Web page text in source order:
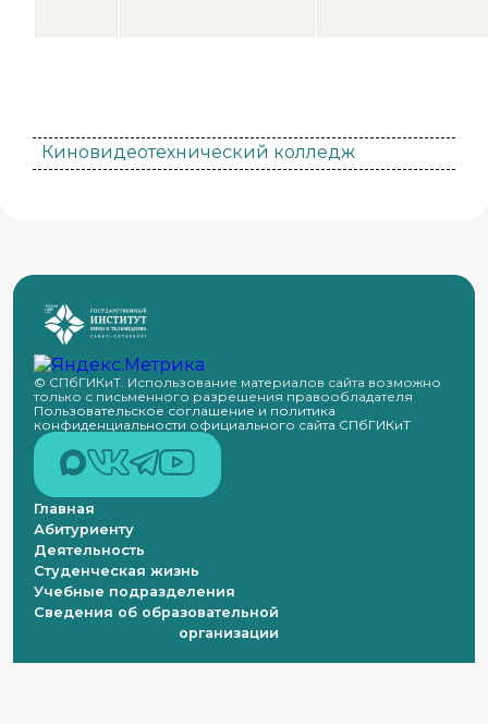
Киновидеотехнический колледж
© СПбГИКиТ. Использование материалов сайта возможно
только с письменного разрешения правообладателя
Пользовательское соглашение и политика
конфиденциальности официального сайта СПбГИКиТ
Главная
Абитуриенту
Деятельность
Студенческая жизнь
Учебные подразделения
Сведения об образовательной
организации